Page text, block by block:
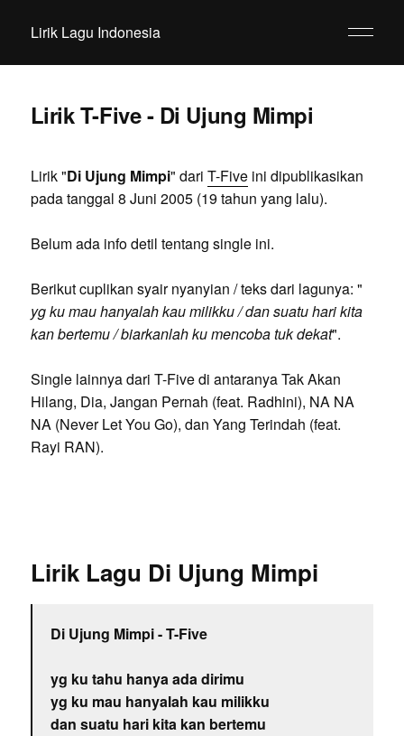
Lirik Lagu Indonesia
Lirik T-Five - Di Ujung Mimpi
Lirik "Di Ujung Mimpi" dari T-Fiveini dipublikasikan
pada tanggal 8 Juni 2005 (19 tahun yang lalu).
Belum ada info detil tentang single ini.
Berikut cuplikan syair nyanyian / teks dari lagunya: "
yg ku mau hanyalah kau milikku / dan suatu hari kita
kan bertemu / biarkanlah ku mencoba tuk dekat".
Single lainnya dari T-Five di antaranya Tak Akan
Hilang, Dia, Jangan Pernah (feat. Radhini), NA NA
NA (Never Let You Go), dan Yang Terindah (feat.
Rayi RAN).
Lirik Lagu Di Ujung Mimpi
Di Ujung Mimpi - T-Five
yg ku tahu hanya ada dirimu
yg ku mau hanyalah kau milikku
dan suatu hari kita kan bertemu